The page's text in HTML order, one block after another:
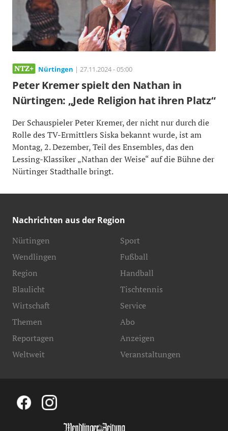
Nürtingen | 27.11.2024 - 05:00
Peter Kremer spielt den Nathan in
Nürtingen: „Jede Religion hat ihren Platz“
Der Schauspieler Peter Kremer, der nicht nur durch die
Rolle des TV-Ermittlers Siska bekannt wurde, ist am
Montag, 2. Dezember, Teil des Ensembles, das den
Lessing-Klassiker „Nathan der Weise“ auf die Bühne der
Nürtinger Stadthalle bringt.
Nachrichten aus der Region
Nürtingen
Wendlingen
Region
Blaulicht
Sport
Fußball
Handball
Tischtennis
Wirtschaft
Themen
Reportagen
Weltweit
Service
Abo
Anzeigen
Veranstaltungen